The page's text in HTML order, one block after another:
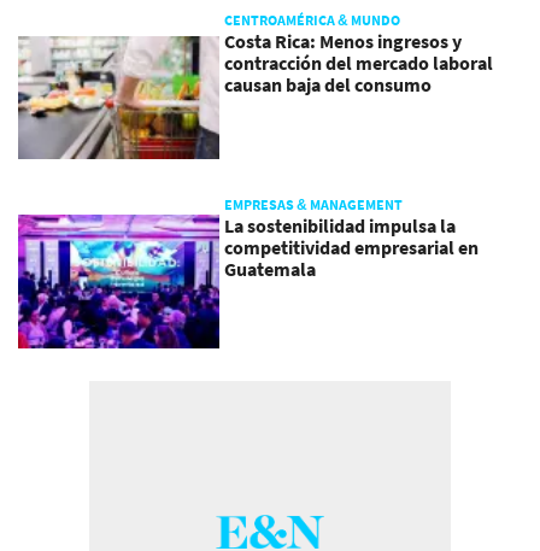
CENTROAMÉRICA & MUNDO
Costa Rica: Menos ingresos y
contracción del mercado laboral
causan baja del consumo
EMPRESAS & MANAGEMENT
La sostenibilidad impulsa la
competitividad empresarial en
Guatemala